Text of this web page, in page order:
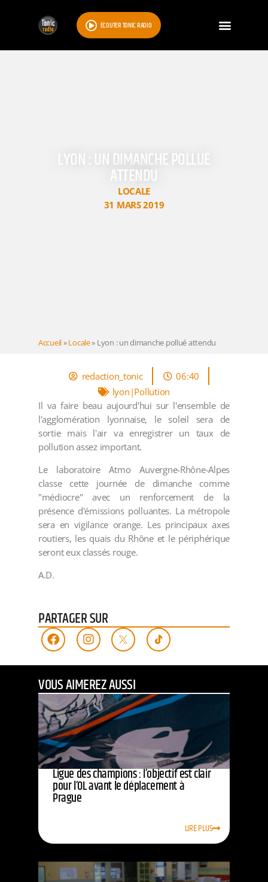
ÉCOUTER TONIC RADIO
LYON : UN DIMANCHE POLLUÉ
ATTENDU
LOCALE
31 MARS 2019
Accueil»Locale» Lyon : un dimanche pollué attendu
redaction_tonic
06:40
lyon|Pollution
Il va faire beau aujourd'hui sur l'ensemble de
l'agglomération lyonnaise, le soleil sera de
sortie mais l'air va enregistrer un taux de
pollution assez important.
Le laboratoire Atmo Auvergne-Rhône-Alpes
classe cette journée de dimanche comme
"médiocre" avec un renforcement de la
présence d'émissions polluantes. La métropole
sera en vigilance orange. Les principaux axes
routiers, les quais du Rhône et le périphérique
seront eux classés rouge.
A.D.
PARTAGER SUR
VOUS AIMEREZ AUSSI
Ligue des champions : l’objectif est clair
pour l’OL avant le déplacement à
Prague
LIRE PLUS